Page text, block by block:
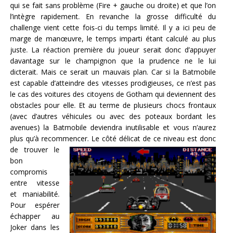
qui se fait sans problème (Fire + gauche ou droite) et que l’on
l’intègre rapidement. En revanche la grosse difficulté du
challenge vient cette fois-ci du temps limité. Il y a ici peu de
marge de manœuvre, le temps imparti étant calculé au plus
juste. La réaction première du joueur serait donc d’appuyer
davantage sur le champignon que la prudence ne le lui
dicterait. Mais ce serait un mauvais plan. Car si la Batmobile
est capable d’atteindre des vitesses prodigieuses, ce n’est pas
le cas des voitures des citoyens de Gotham qui deviennent des
obstacles pour elle. Et au terme de plusieurs chocs frontaux
(avec d’autres véhicules ou avec des poteaux bordant les
avenues) la Batmobile deviendra inutilisable et vous n’aurez
plus qu’à recommencer. Le côté délicat de ce niveau est donc
de trouver le
bon
compromis
entre vitesse
et maniabilité.
Pour espérer
échapper au
Joker dans les